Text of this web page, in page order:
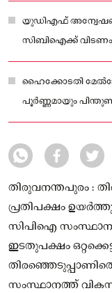
യുഡിഎഫ്
സിബിഐക്ക് വിടണം
കുറ്റപ്പെടുത്തി.
ഹൈക്കോടതി
പൂർണ്ണമായും
തിരുവനന്തപുരം :
പ്രതിപക്ഷം
സിപിഐ സംസ്ഥാന
ഇടതുപക്ഷം
സംസ്ഥാനത്ത്